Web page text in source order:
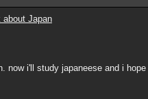
about Japan
now i'll study japaneese and i